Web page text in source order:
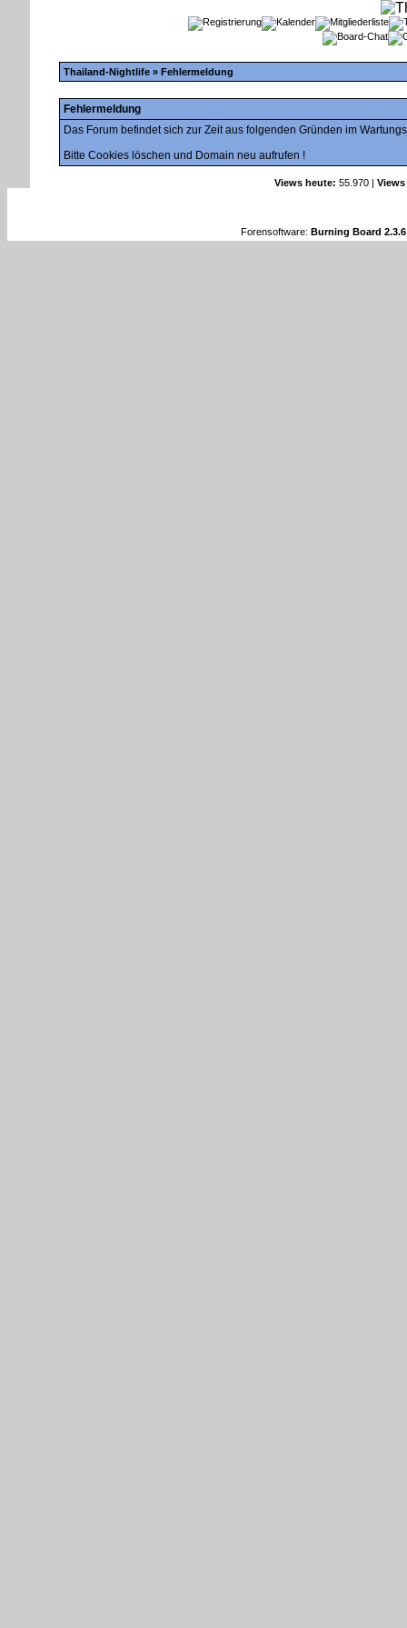
Thailand-Nightlife » Fehlermeldung
Fehlermeldung
Das Forum befindet sich zur Zeit aus folgenden Gründen im
Bitte Cookies löschen und Domain neu aufrufen !
Views heute: 55.970 |
Forensoftware: Burning Board 2.3.6